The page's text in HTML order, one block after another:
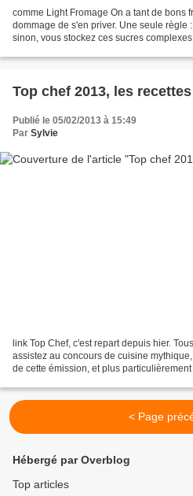
comme Light Fromage On a tant de bons
dommage de s'en priver. Une seule règle
sinon, vous stockez ces sucres
Top chef 2013, les recettes
Publié le 05/02/2013 à 15:49
Par Sylvie
link Top Chef, c'est repart depuis hier.
assistez au concours de cuisine
de cette émission, et plus
< Page
Hébergé par Overblog
Top articles